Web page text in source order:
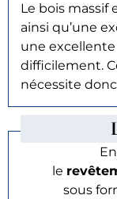
Le bois massif
ainsi qu’une
une excellente
difficilement.
nécessite
le
sous